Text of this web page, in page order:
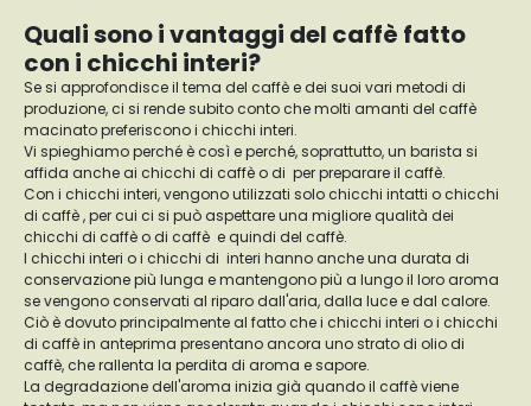
Quali sono i vantaggi del caffè fatto
con i chicchi interi?
Se si approfondisce il tema del caffè e dei suoi vari metodi di
produzione, ci si rende subito conto che molti amanti del caffè
macinato preferiscono i chicchi interi.
Vi spieghiamo perché è così e perché, soprattutto, un barista si
affida anche ai chicchi di caffè o di per preparare il caffè.
Con i chicchi interi, vengono utilizzati solo chicchi intatti o chicchi
di caffè , per cui ci si può aspettare una migliore qualità dei
chicchi di caffè o di caffè e quindi del caffè.
I chicchi interi o i chicchi di interi hanno anche una durata di
conservazione più lunga e mantengono più a lungo il loro aroma
se vengono conservati al riparo dall'aria, dalla luce e dal calore.
Ciò è dovuto principalmente al fatto che i chicchi interi o i chicchi
di caffè in anteprima presentano ancora uno strato di olio di
caffè, che rallenta la perdita di aroma e sapore.
La degradazione dell'aroma inizia già quando il caffè viene